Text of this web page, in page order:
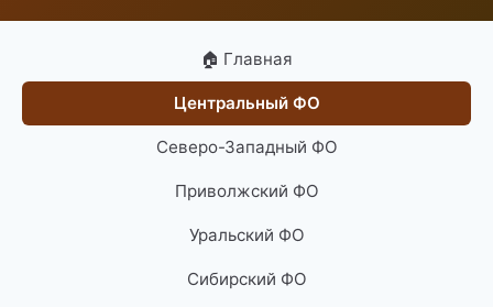
🏠 Главная
Центральный ФО
Северо-Западный ФО
Приволжский ФО
Уральский ФО
Сибирский ФО